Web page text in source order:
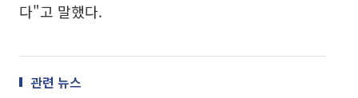
다"고 말했다.
관련 뉴스